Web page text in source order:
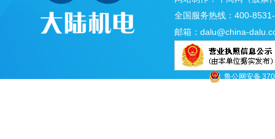
全国服务热线：400-
邮箱： dalu@china-
鲁公网安备